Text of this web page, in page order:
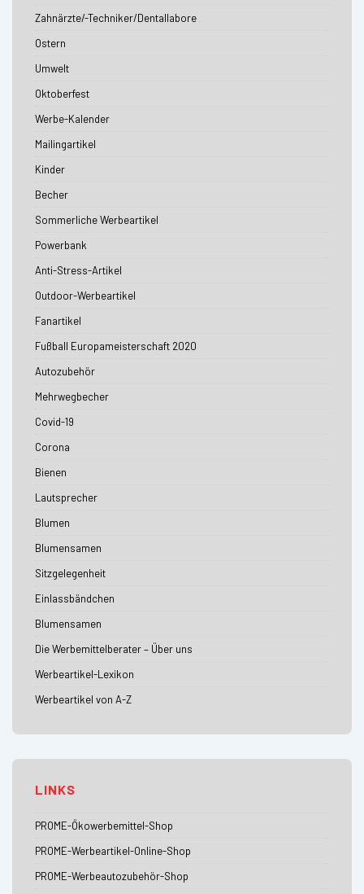
Zahnärzte/-Techniker/Dentallabore
Ostern
Umwelt
Oktoberfest
Werbe-Kalender
Mailingartikel
Kinder
Becher
Sommerliche Werbeartikel
Powerbank
Anti-Stress-Artikel
Outdoor-Werbeartikel
Fanartikel
Fußball Europameisterschaft 2020
Autozubehör
Mehrwegbecher
Covid-19
Corona
Bienen
Lautsprecher
Blumen
Blumensamen
Sitzgelegenheit
Einlassbändchen
Blumensamen
Die Werbemittelberater – Über uns
Werbeartikel-Lexikon
Werbeartikel von A-Z
LINKS
PROME-Ökowerbemittel-Shop
PROME-Werbeartikel-Online-Shop
PROME-Werbeautozubehör-Shop